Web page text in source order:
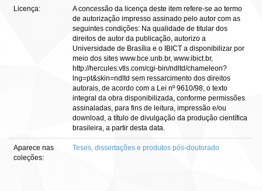
Licença:
A concessão da licença deste item refere-se ao termo
de autorização impresso assinado pelo autor com as
seguintes condições: Na qualidade de titular dos
direitos de autor da publicação, autorizo a
Universidade de Brasília e o IBICT a disponibilizar por
meio dos sites www.bce.unb.br, www.ibict.br,
http://hercules.vtls.com/cgi-bin/ndltd/chameleon?
lng=pt&skin=ndltd sem ressarcimento dos direitos
autorais, de acordo com a Lei nº 9610/98, o texto
integral da obra disponibilizada, conforme permissões
assinaladas, para fins de leitura, impressão e/ou
download, a título de divulgação da produção científica
brasileira, a partir desta data.
Aparece nas
coleções:
Teses, dissertações e produtos pós-doutorado